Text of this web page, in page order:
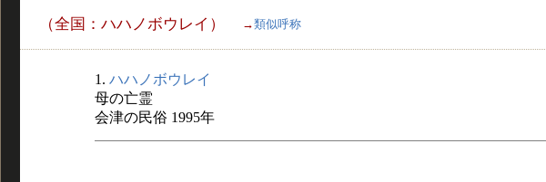
（全国：ハハノボウレイ） →類似呼称
1. ハハノボウレイ
母の亡霊
会津の民俗 1995年